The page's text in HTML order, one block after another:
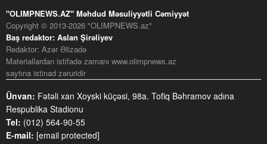
"OLIMPNEWS.AZ" Məhdud Məsuliyyətli Cəmiyyət
Copyright © 2013-2026 "OLIMPNEWS.az"
Baş redaktor: Aslan Şirəliyev
Redaktor: Azər Əlizadə
Materiallardan istifadə zamanı www.olimpnews.az
saytına istinad zəruridir
Ünvan: Fətəli xan Xoyski küçəsi, 98a. Tofiq Bəhramov adına
Respublika Stadionu
Tel: (012) 564-90-55
E-mail: [email protected]